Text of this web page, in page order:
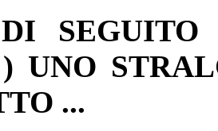
SEGUITO
UNO
...